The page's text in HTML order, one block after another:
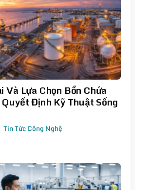
Và Lựa Chọn Bồn Chứa
Định Kỹ Thuật Sống
Tin Tức Công Nghệ